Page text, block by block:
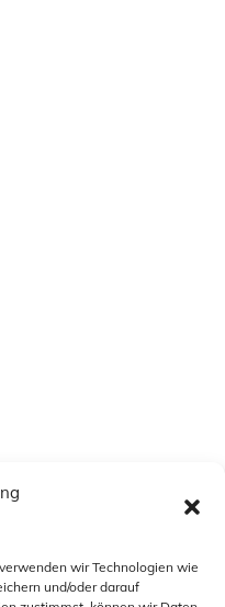
wir Technologien wie
und/oder darauf